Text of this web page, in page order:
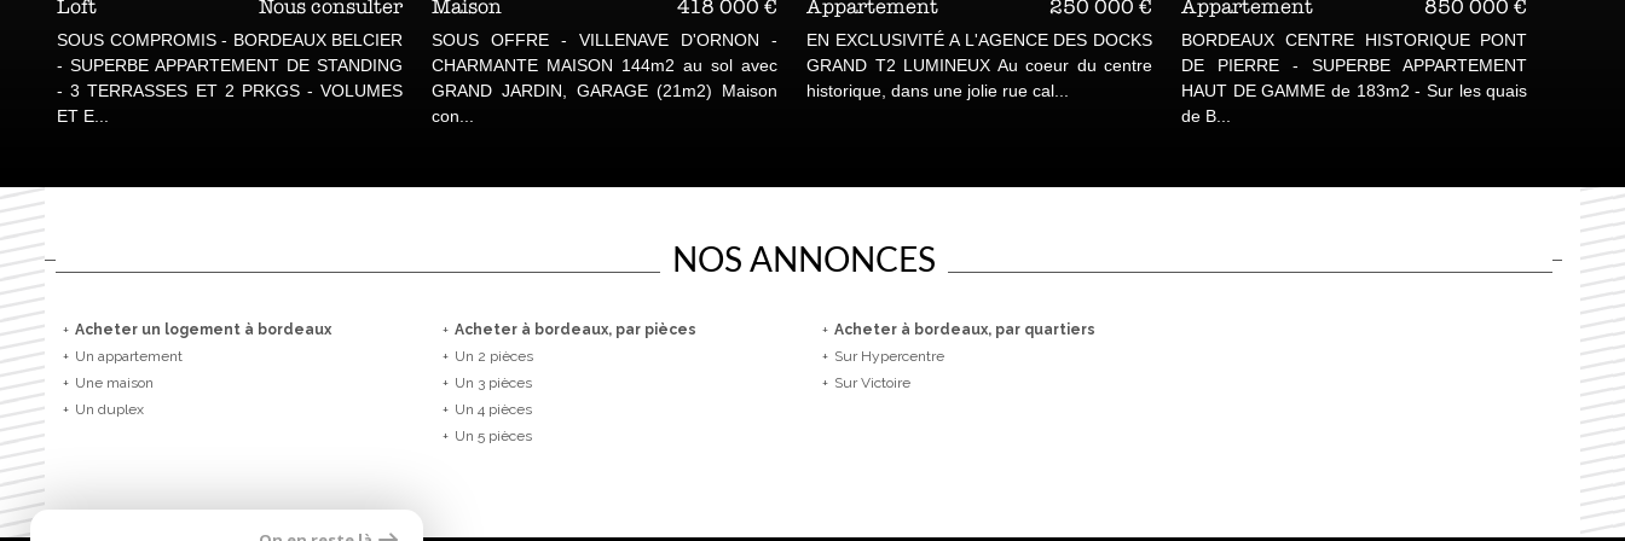
Maison 950 000 €
Belle maison familiale dans le quartier de la
Basilique Saint Seurin et de la piscine
Judaïque. 6 pièces pr...
Appartement 189 000 €
BORDEAUX ST PIERRE BEAU T2 de 39m2
TRÈS BIEN PLACÉ DANS UN PETIT
IMMEUBLE SÉCURISÉ DE LA RUE DU CHAI
DES FA...
Maison Nous consulter
SOUS COMPROMIS - PESSAC - EN
EXCLUSIVITÉ, RAVISSANTE ET
CONFORTABLE MAISON FAMILIALE
Appartement 850 000 €
En exclusivité à L'agence des docks,
MAGNIFIQUE APPARTEMENT T5
BÉNÉFICIANT D'UNE TRÈS BELLE VUE
SUR LA COUR...
NOS ANNONCES
+
Acheter un logement à bordeaux
+
Un appartement
+
Une maison
+
Un duplex
+
Acheter à bordeaux, par pièces
+
Un 2 pièces
+
Un 3 pièces
+
Un 4 pièces
+
Un 5 pièces
+
Acheter à bordeaux, par quartiers
+
sur Hypercentre
+
sur Victoire